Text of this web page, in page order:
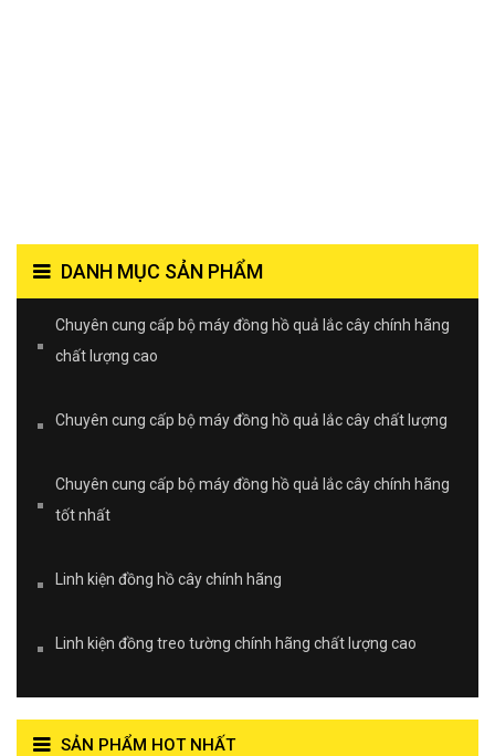
DANH MỤC SẢN PHẨM
Chuyên cung cấp bộ máy đồng hồ quả lắc cây chính hãng
chất lượng cao
Chuyên cung cấp bộ máy đồng hồ quả lắc cây chất lượng
Chuyên cung cấp bộ máy đồng hồ quả lắc cây chính hãng
tốt nhất
Linh kiện đồng hồ cây chính hãng
Linh kiện đồng treo tường chính hãng chất lượng cao
SẢN PHẨM HOT NHẤT